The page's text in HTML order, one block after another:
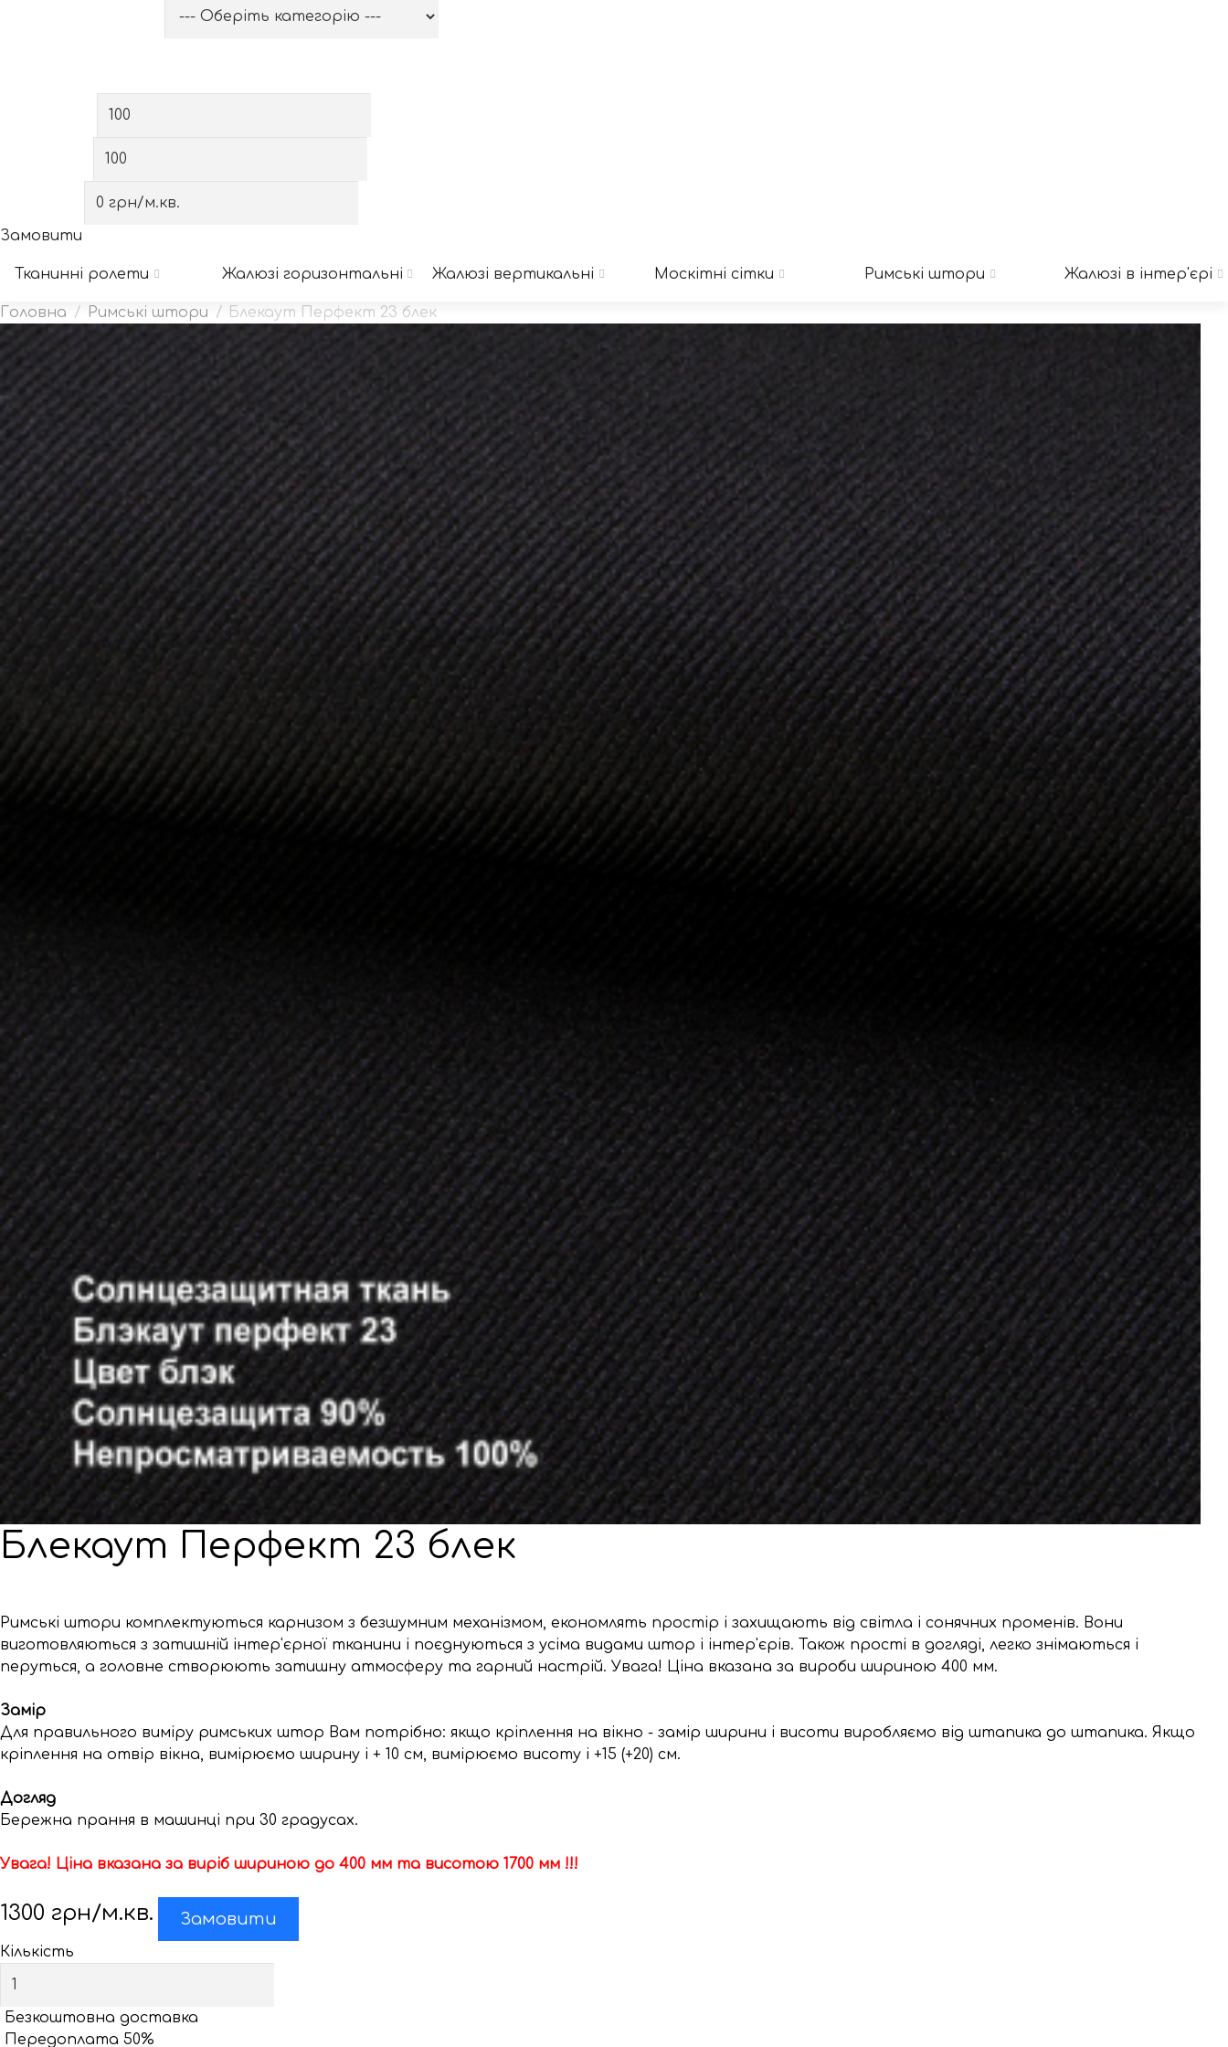
Замовити
Тканинні ролети Жалюзі горизонтальні Жалюзі вертикальні Москітні сітки Римські штори Жалюзі в інтер'єрі
Римські штори Блекаут Перфект 23 блек
Блекаут Перфект 23 блек
Римські штори комплектуються карнизом з безшумним механізмом, економлять простір і захищають від світла і сонячних променів. Вони
виготовляються з затишній інтер'єрної тканини і поєднуються з усіма видами штор і інтер'єрів. Також прості в догляді, легко знімаються і
перуться, а головне створюють затишну атмосферу та гарний настрій. Увага! Ціна вказана за вироби шириною 400 мм.
Замір
Для правильного виміру римських штор Вам потрібно: якщо кріплення на вікно - замір ширини і висоти виробляємо від штапика до штапика. Якщо
кріплення на отвір вікна, вимірюємо ширину і + 10 см, вимірюємо висоту і +15 (+20) см.
Догляд
Бережна прання в машинці при 30 градусах.
Увага! Ціна вказана за виріб шириною до 400 мм та висотою 1700 мм !!!
1300 грн/м.кв. Замовити
Кількість
Безкоштовна доставка
Передоплата 50%